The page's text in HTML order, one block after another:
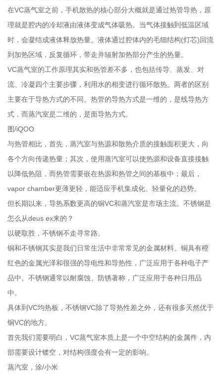
在VC蒸气室之前，手机散热的核心部分大概就是通过热管导热，原
理就是腔内的冷却液由液体变成气体吸热。当气体接触到低温区域
时，会凝结成液体释放热量。液体通过腔体内的毛细结构(灯芯)回流
到加热区域，反复循环，带走并辐射加热部分产生的热量。
VC蒸气室的工作原理其实和热管差不多，也包括传导、蒸发、对
流、冷凝四个主要步骤，利用水的相变进行循环散热。两者的区别
主要在于导热方式的不同。热管的导热方式是一维的，是线导热方
式，而蒸汽室是二维的，是面导热方式。
图/iQOO
与热管相比，首先，蒸汽室与热源和散热介质的接触面积更大，向
各个方向传递热量；其次，使用蒸汽室可以使热源和设备直接接触
以降低热阻，而热管需要嵌在热源和热管之间的基板中；最后，
vapor chamber更薄更轻，能适应手机集成化、轻量化的趋势。
但长期以来，导热系数更高的铜VC和蒸汽室是市场主流。不锈钢是
怎么从deus ex来的？
以硬取胜，不锈钢不走寻常路。
铜和不锈钢其实是我们日常生活中非常常见的金属材料。铜具有橙
红色的金属光泽和很强的导电性和导热性，广泛应用于各种电子产
品中。不锈钢通常以耐腐蚀、防锈著称，广泛应用于各种日用品
中。
具体到VC均热板，不锈钢VC除了导热性差之外，还有很多天然优于
铜VC的地方。
首先我们需要明白，VC蒸气室本质上是一个中空结构的金属件，内
部需要设计镂空，对结构强度会有一定的影响。
蒸汽室，涂/小米